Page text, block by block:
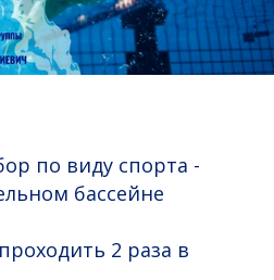
по виду спорта -
бассейне
2 раза в